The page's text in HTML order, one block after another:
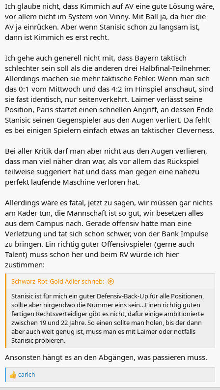
Ich glaube nicht, dass Kimmich auf AV eine gute Lösung wäre,
vor allem nicht im System von Vinny. Mit Ball ja, da hier die
AV ja einrücken. Aber wenn Stanisic schon zu langsam ist,
dann ist Kimmich es erst recht.
Ich gehe auch generell nicht mit, dass Bayern taktisch
schlechter sein soll als die anderen drei Halbfinal-Teilnehmer.
Allerdings machen sie mehr taktische Fehler. Wenn man sich
das 0:1 vom Mittwoch und das 4:2 im Hinspiel anschaut, sind
sie fast identisch, nur seitenverkehrt. Laimer verlässt seine
Position, Paris startet einen schnellen Angriff, an dessen Ende
Stanisic seinen Gegenspieler aus den Augen verliert. Da fehlt
es bei einigen Spielern einfach etwas an taktischer Cleverness.
Bei aller Kritik darf man aber nicht aus den Augen verlieren,
dass man viel näher dran war, als vor allem das Rückspiel
teilweise suggeriert hat und dass man gegen eine nahezu
perfekt laufende Maschine verloren hat.
Allerdings wäre es fatal, jetzt zu sagen, wir müssen gar nichts
am Kader tun, die Mannschaft ist so gut, wir besetzen alles
aus dem Campus nach. Gerade offensiv hatte man eine
Verletzung und tat sich schon schwer, von der Bank Impulse
zu bringen. Ein richtig guter Offensivspieler (gerne auch
Talent) muss schon her und beim RV würde ich hier
zustimmen:
Schwarz-Rot-Gold Adler schrieb:
Stanisic ist für mich ein guter Defensiv-Back-Up für alle Positionen,
sollte aber nirgendwo die Nummer eins sein…Einen richtig guten
fertigen Rechtsverteidiger gibt es nicht, dafür einige ambitionierte
zwischen 19 und 22 Jahre. So einen sollte man holen, bis der dann
aber auch weit genug ist, muss man es mit Laimer oder notfalls
Stanisic probieren.
Ansonsten hängt es an den Abgängen, was passieren muss.
R
e
carlch